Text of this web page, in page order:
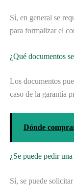
Sí, en general se
para formalizar el
¿Qué documentos
Los documentos
caso de la garantía
Dónde
¿Se puede pedir
Sí, se puede